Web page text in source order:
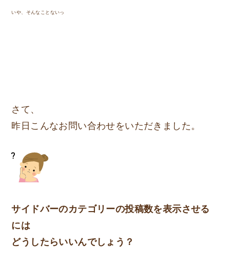
いや、そんなことないっ
さて、
昨日こんなお問い合わせをいただきました。
サイドバーのカテゴリーの投稿数を表示させる
には
どうしたらいいんでしょう？